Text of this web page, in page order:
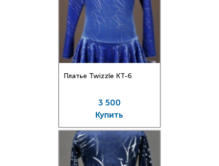
Платье Twizzle КT-6
3 500
Купить